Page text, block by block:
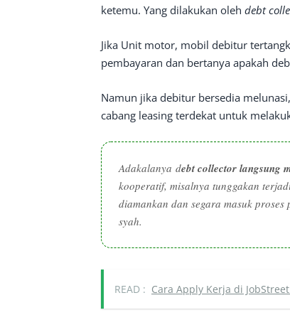
ketemu. Yang dilakukan oleh debt
Jika Unit motor, mobil debitur
pembayaran dan bertanya apakah
Namun jika debitur bersedia melunasi,
cabang leasing terdekat untuk
Adakalanya debt collectorlangsung
kooperatif, misalnya tunggakan
diamankan dan segara masuk
syah.
READ : Cara Apply Kerja di